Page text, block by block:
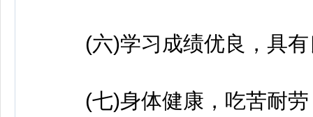
(六)学习成绩优良，具有
(七)身体健康，吃苦耐劳